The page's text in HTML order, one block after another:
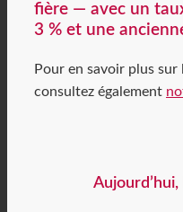
fière — avec un
3 % et une
Pour en savoir plus
consultez également